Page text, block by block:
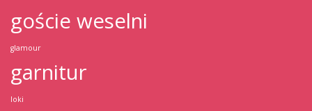
goście weselni
glamour
garnitur
loki